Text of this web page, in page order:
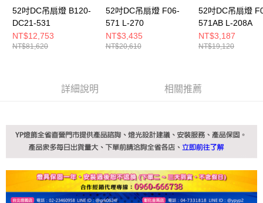
請求用戶進行身份認證。
５．嚴禁一人註冊多個帳號或使用他人資訊註冊。若發現惡意使用之情形，
恩沛科技股份有限公司將有權停止該用戶之使用額度並採取法律行動。
52吋DC吊扇燈 B120-
DC21-531
NT$12,753
NT$81,620
52吋DC吊扇燈 F06-
571 L-270
NT$3,435
NT$20,610
52吋DC吊扇燈
571AB L-208A
NT$3,187
NT$19,120
詳細說明 相關推薦